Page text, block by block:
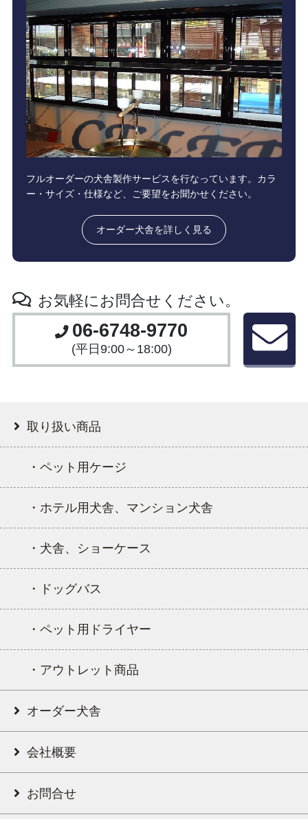
フルオーダーの犬舎製作サービスを行なっています。カラ
ー・サイズ・仕様など、ご要望をお聞かせください。
オーダー犬舎を詳しく見る
お気軽にお問合せください。
06-6748-9770
(平日9:00～18:00)
取り扱い商品
・ペット用ケージ
・ホテル用犬舎、マンション犬舎
・犬舎、ショーケース
・ドッグバス
・ペット用ドライヤー
・アウトレット商品
オーダー犬舎
会社概要
お問合せ